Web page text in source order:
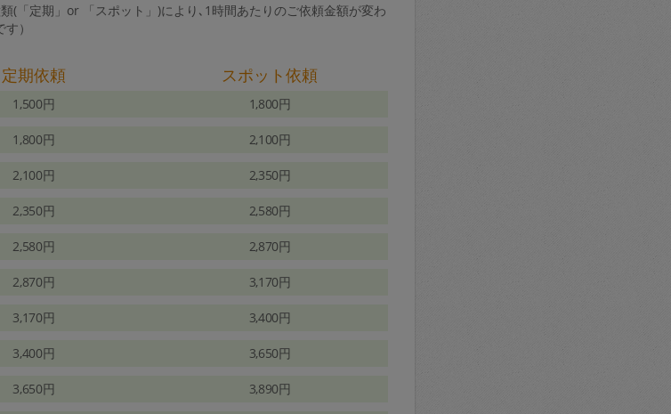
(「定期」or 「スポット」)により､1時間あたりのご依頼金額が変わ
）
定期依頼 スポット依頼
1,500円 1,800円
1,800円 2,100円
2,100円 2,350円
2,350円 2,580円
2,580円 2,870円
2,870円 3,170円
3,170円 3,400円
3,400円 3,650円
3,650円 3,890円